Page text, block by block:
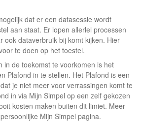
dat er een datasessie wordt
aan staat. Er lopen allerlei processen
ook dataverbruik bij komt kijken. Hier
te doen op het toestel.
in de toekomst te voorkomen is het
Plafond in te stellen. Het Plafond is een
je niet meer voor verrassingen komt te
in via Mijn Simpel op een zelf gekozen
kosten maken buiten dit limiet. Meer
Mijn Simpel pagina.